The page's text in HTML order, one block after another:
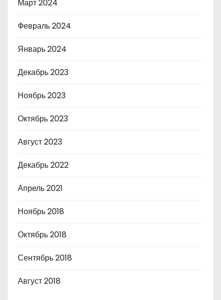
Март 2024
Февраль 2024
Январь 2024
Декабрь 2023
Ноябрь 2023
Октябрь 2023
Август 2023
Декабрь 2022
Апрель 2021
Ноябрь 2018
Октябрь 2018
Сентябрь 2018
Август 2018